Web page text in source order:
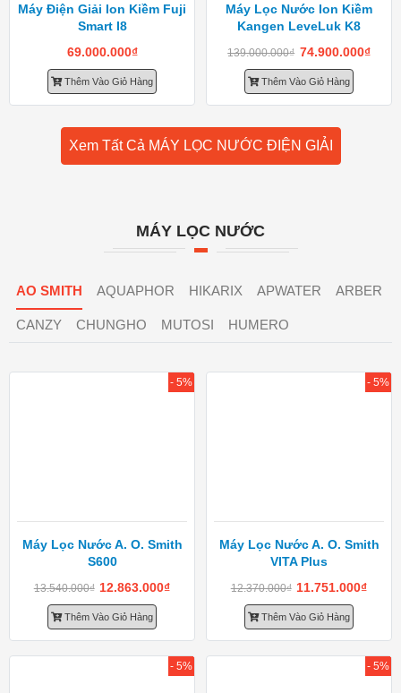
Máy Điện Giải Ion Kiềm Fuji
Smart I8
69.000.000₫
Thêm Vào Giỏ Hàng
Máy Lọc Nước Ion Kiềm
Kangen LeveLuk K8
139.000.000₫ 74.900.000₫
Thêm Vào Giỏ Hàng
Xem Tất Cả MÁY LỌC NƯỚC ĐIỆN GIẢI
MÁY LỌC NƯỚC
AO SMITH AQUAPHOR HIKARIX APWATER ARBER
CANZY CHUNGHO MUTOSI HUMERO
Máy Lọc Nước A. O. Smith
S600
13.540.000₫ 12.863.000₫
Thêm Vào Giỏ Hàng
- 5%
Máy Lọc Nước A. O. Smith
VITA Plus
12.370.000₫ 11.751.000₫
Thêm Vào Giỏ Hàng
- 5%
- 5% - 5%